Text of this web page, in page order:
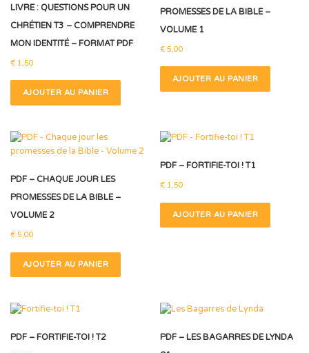
LIVRE : QUESTIONS POUR UN
CHRÉTIEN T3 – COMPRENDRE
MON IDENTITÉ – FORMAT PDF
€ 1,50
AJOUTER AU PANIER
PROMESSES DE LA BIBLE –
VOLUME 1
€ 5,00
AJOUTER AU PANIER
PDF – CHAQUE JOUR LES
PROMESSES DE LA BIBLE –
VOLUME 2
€ 5,00
AJOUTER AU PANIER
PDF – FORTIFIE-TOI ! T1
€ 1,50
AJOUTER AU PANIER
PDF – FORTIFIE-TOI ! T2
PDF – LES BAGARRES DE LYNDA